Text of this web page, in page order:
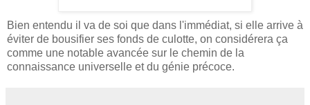
Bien entendu il va de soi que dans l'immédiat, si elle arrive à
éviter de bousifier ses fonds de culotte, on considérera ça
comme une notable avancée sur le chemin de la
connaissance universelle et du génie précoce.